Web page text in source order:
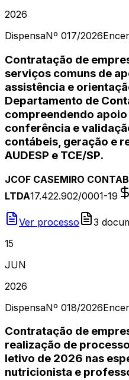
2026
DispensaNº 017/2026
Contratação de
serviços comuns de
assistência e
Departamento de
compreendendo
conferência e
contábeis, geração e
AUDESP e TCE/SP.
JCOF CASEMIRO
LTDA17.422.902/0001-19
Ver processo 3
15
JUN
2026
DispensaNº 018/2026
Contratação de
realização de
letivo de 2026 nas
nutricionista e